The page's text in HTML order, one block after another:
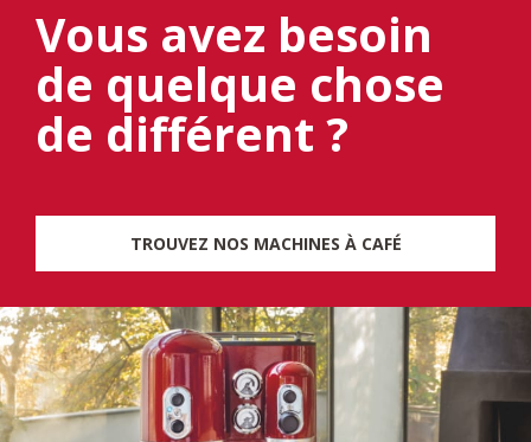
Vous avez besoin
de quelque chose
de différent ?
TROUVEZ NOS MACHINES À CAFÉ